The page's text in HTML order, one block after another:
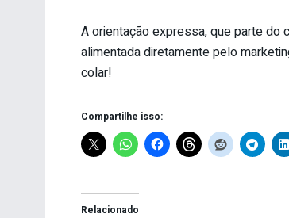
A orientação expressa, que parte do
alimentada diretamente pelo
colar!
Compartilhe isso:
Relacionado